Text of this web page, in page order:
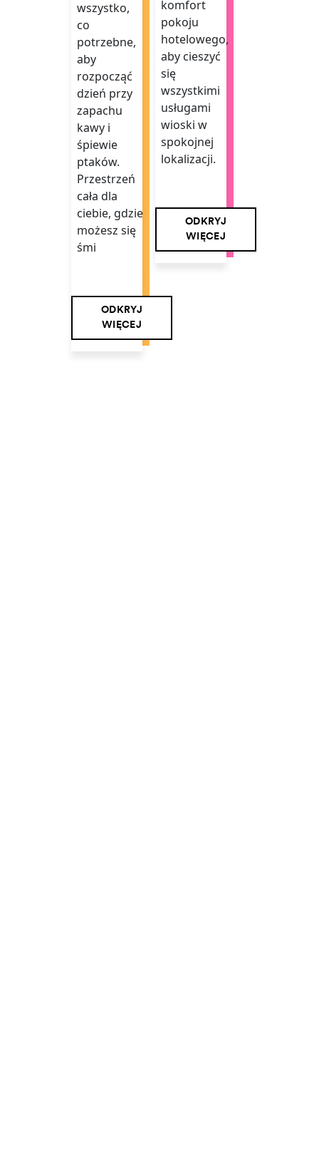
wszystko,
co
potrzebne,
aby
rozpocząć
dzień przy
zapachu
kawy i
śpiewie
ptaków.
Przestrzeń
cała dla
ciebie, gdzie
możesz się
śmi
ODKRYJ
WIĘCEJ
komfort
pokoju
hotelowego,
aby cieszyć
się
wszystkimi
usługami
wioski w
spokojnej
lokalizacji.
ODKRYJ
WIĘCEJ